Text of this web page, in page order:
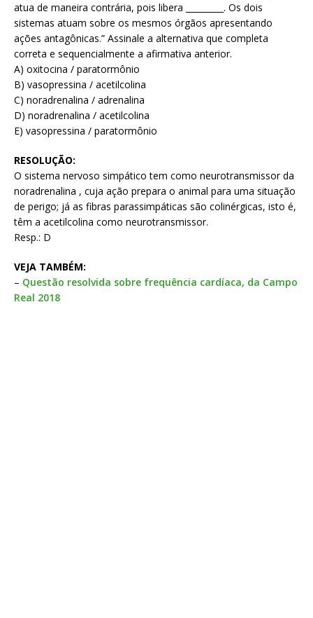
atua de maneira contrária, pois libera _________. Os dois
sistemas atuam sobre os mesmos órgãos apresentando
ações antagônicas.” Assinale a alternativa que completa
correta e sequencialmente a afirmativa anterior.
A) oxitocina / paratormônio
B) vasopressina / acetilcolina
C) noradrenalina / adrenalina
D) noradrenalina / acetilcolina
E) vasopressina / paratormônio
RESOLUÇÃO:
O sistema nervoso simpático tem como neurotransmissor da
noradrenalina , cuja ação prepara o animal para uma situação
de perigo; já as fibras parassimpáticas são colinérgicas, isto é,
têm a acetilcolina como neurotransmissor.
Resp.: D
VEJA TAMBÉM:
– Questão resolvida sobre frequência cardíaca, da Campo
Real 2018